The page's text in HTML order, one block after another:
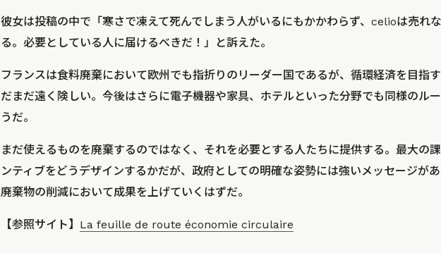
彼女は投稿の中で「寒さで凍えて死んでしまう人がいるにもかかわらず、celioは売れ
る。必要としている人に届けるべきだ！」と訴えた。
フランスは食料廃棄において欧州でも指折りのリーダー国であるが、循環経済を目指
だまだ遠く険しい。今後はさらに電子機器や家具、ホテルといった分野でも同様のル
うだ。
まだ使えるものを廃棄するのではなく、それを必要とする人たちに提供する。最大の
ンティブをどうデザインするかだが、政府としての明確な姿勢には強いメッセージがあ
廃棄物の削減において成果を上げていくはずだ。
【参照サイト】 La feuille de route économie circulaire